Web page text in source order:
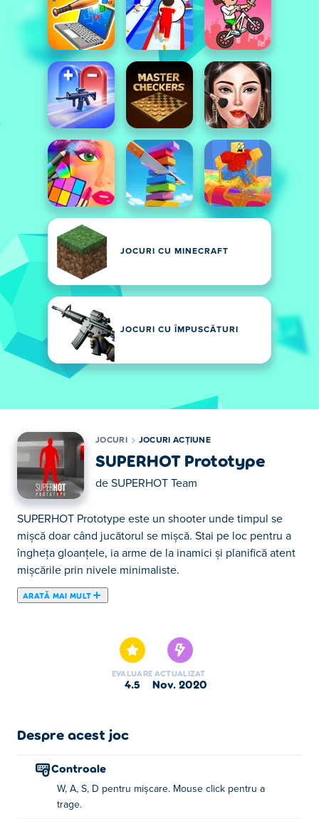
JOCURI CU MINECRAFT
JOCURI CU ÎMPUSCĂTURI
JOCURI JOCURI ACȚIUNE
SUPERHOT Prototype
de SUPERHOT Team
SUPERHOT Prototype este un shooter unde timpul se
mișcă doar când jucătorul se mișcă. Stai pe loc pentru a
îngheța gloanțele, ia arme de la inamici și planifică atent
mișcările prin nivele minimaliste.
ARATĂ MAI MULT
EVALUARE
4.5
ACTUALIZAT
nov. 2020
Despre acest joc
Controale
W, A, S, D pentru mișcare. Mouse click pentru a
trage.